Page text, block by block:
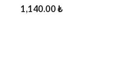
1,140.00 ₺